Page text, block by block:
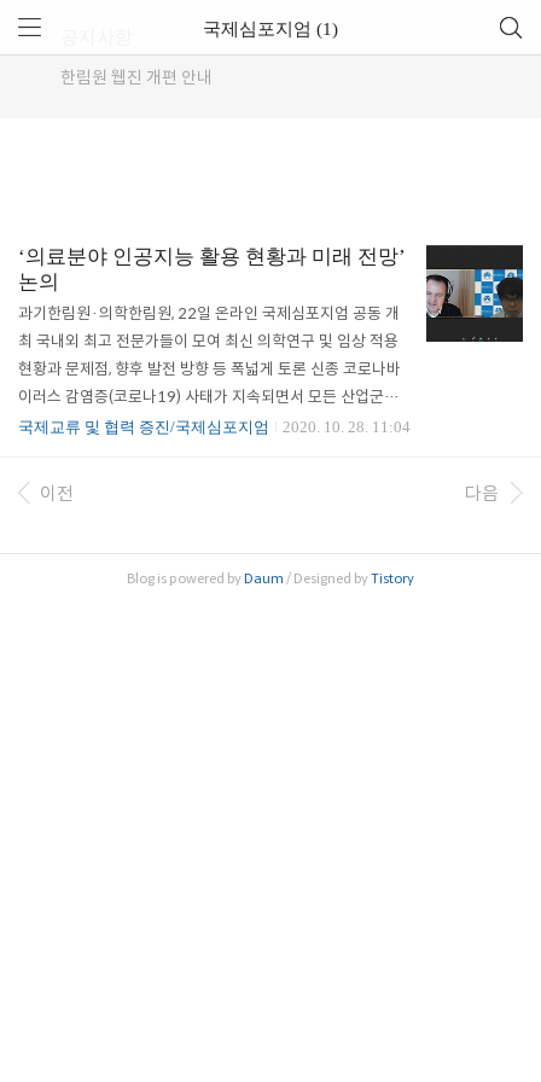
한림원 웹진 개편 안내
국제심포지엄 (1)
‘의료분야 인공지능 활용 현황과 미래 전망’
논의
과기한림원·의학한림원, 22일 온라인 국제심포지엄 공동 개
최 국내외 최고 전문가들이 모여 최신 의학연구 및 임상 적용
현황과 문제점, 향후 발전 방향 등 폭넓게 토론 신종 코로나바
이러스 감염증(코로나19) 사태가 지속되면서 모든 산업군이
인공지능 및 비접촉 기술을 중심으로 재편되고 있는 가운데,
장의 패러다임이 인공지능과 빅데이터를 중심으로 재구성되
는 상황이다. 인공지능의 보건의료분야 활용과 도입 경쟁이 치
황과 전망을 논의하는 자리가 마련됐다. 한국과학기술한림원
국제교류 및 협력 증진/국제심포지엄 2020. 10. 28. 11:04
이전 다음
Blog is powered byDaum / Designed byTistory